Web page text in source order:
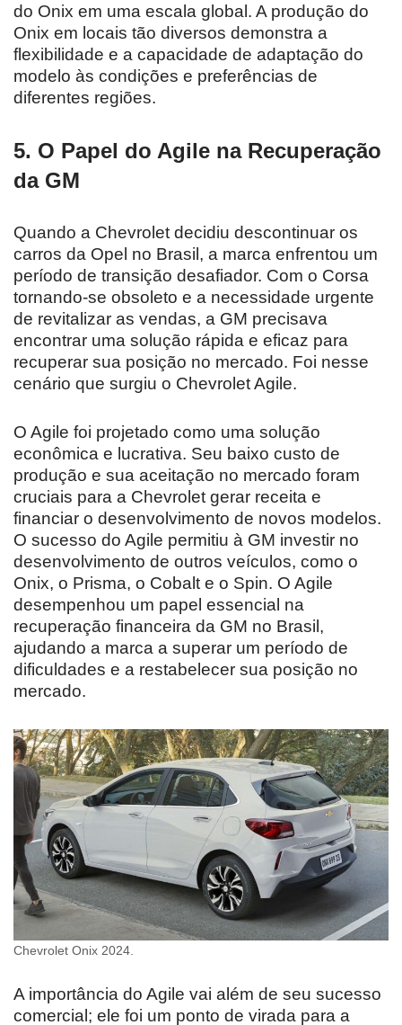
do Onix em uma escala global. A produção do
Onix em locais tão diversos demonstra a
flexibilidade e a capacidade de adaptação do
modelo às condições e preferências de
diferentes regiões.
5. O Papel do Agile na Recuperação
da GM
Quando a Chevrolet decidiu descontinuar os
carros da Opel no Brasil, a marca enfrentou um
período de transição desafiador. Com o Corsa
tornando-se obsoleto e a necessidade urgente
de revitalizar as vendas, a GM precisava
encontrar uma solução rápida e eficaz para
recuperar sua posição no mercado. Foi nesse
cenário que surgiu o Chevrolet Agile.
O Agile foi projetado como uma solução
econômica e lucrativa. Seu baixo custo de
produção e sua aceitação no mercado foram
cruciais para a Chevrolet gerar receita e
financiar o desenvolvimento de novos modelos.
O sucesso do Agile permitiu à GM investir no
desenvolvimento de outros veículos, como o
Onix, o Prisma, o Cobalt e o Spin. O Agile
desempenhou um papel essencial na
recuperação financeira da GM no Brasil,
ajudando a marca a superar um período de
dificuldades e a restabelecer sua posição no
mercado.
Chevrolet Onix 2024.
A importância do Agile vai além de seu sucesso
comercial; ele foi um ponto de virada para a